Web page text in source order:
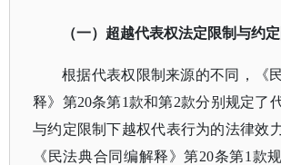
（一）超越代表权法定限制与约
根据代表权限制来源的不同，《
释》第20条第1款和第2款分别规定了
与约定限制下越权代表行为的法律效
《民法典合同编解释》第20条第1款